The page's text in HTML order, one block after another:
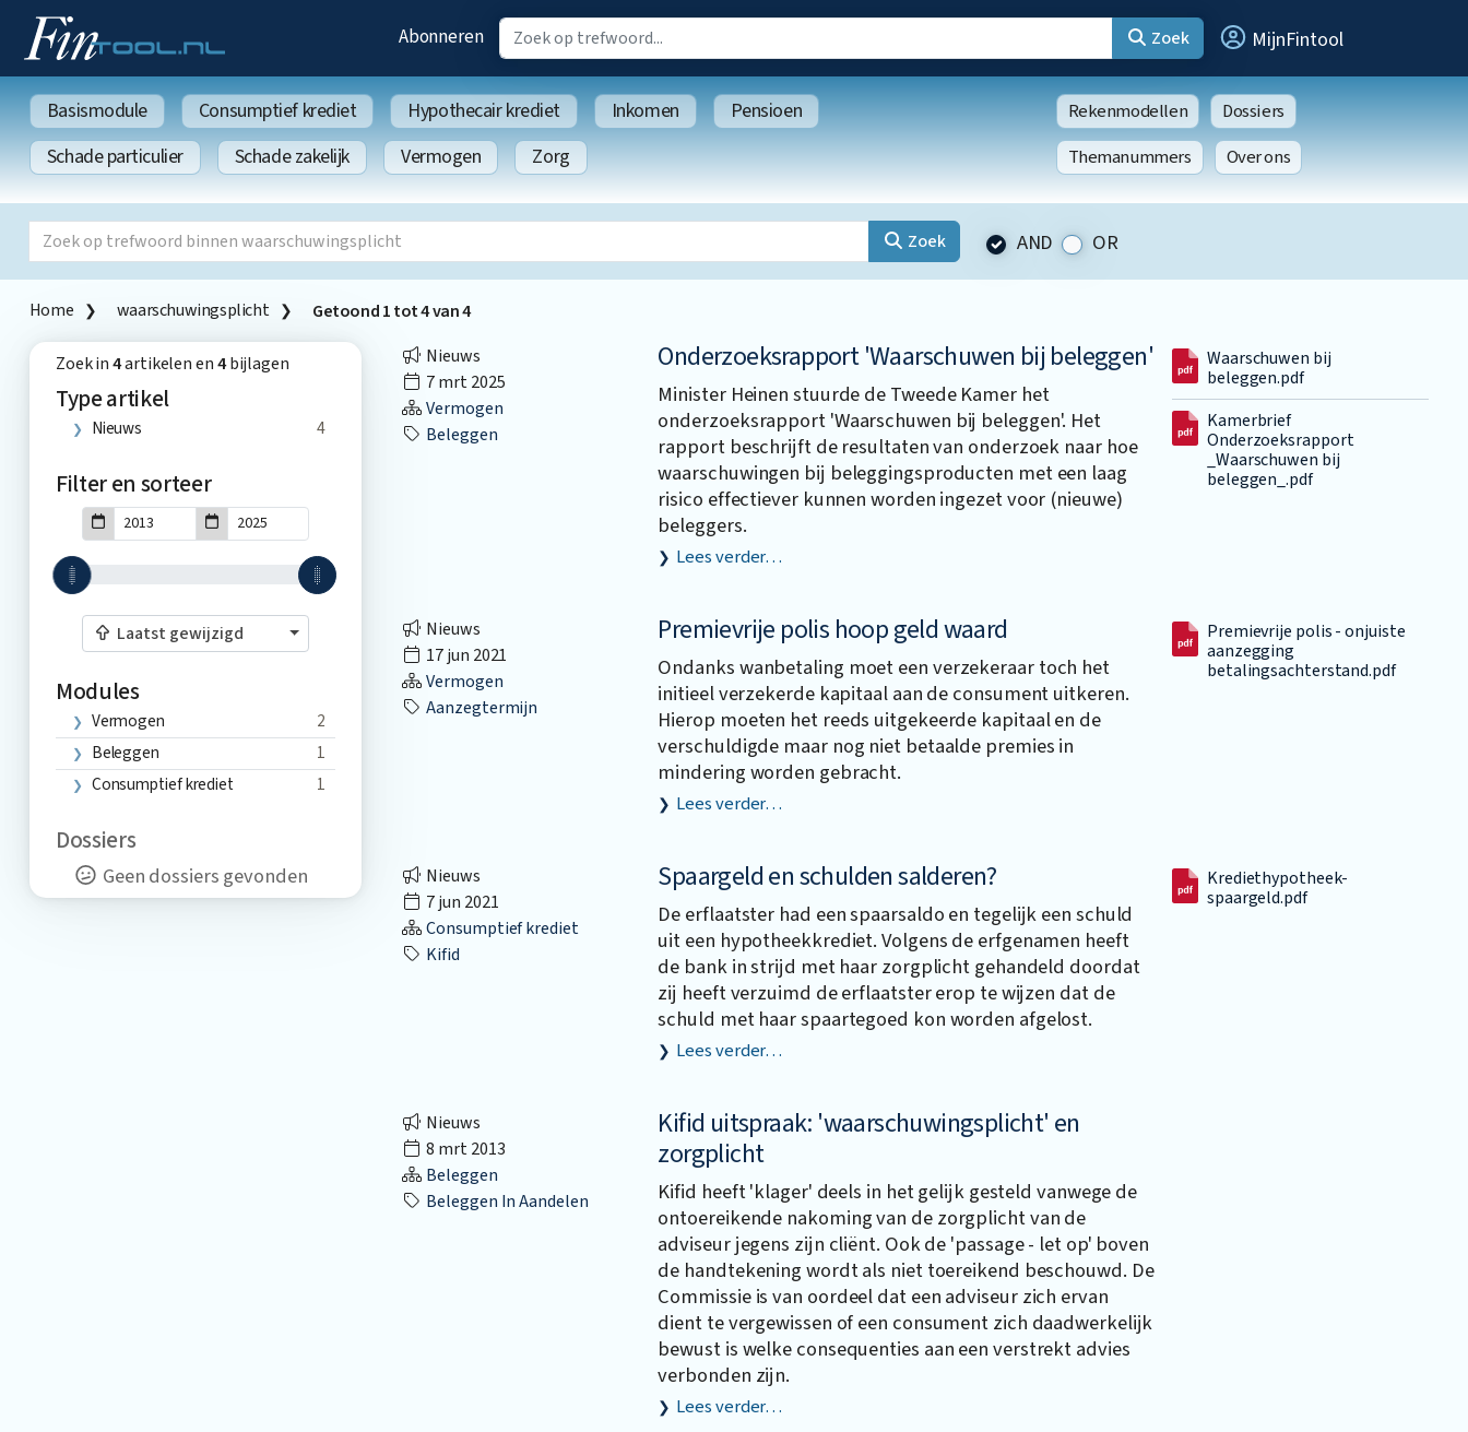
Abonneren Zoek MijnFintool
Basismodule Consumptief krediet Hypothecair krediet Inkomen
Pensioen
Schade particulier
Schade zakelijk Vermogen Zorg
Rekenmodellen
Dossiers
Themanummers
Over ons
Zoek AND OR
Home waarschuwingsplicht Getoond1tot4van4
Zoek in4artikelen en4bijlagen
Type artikel
Nieuws 4
Filter en sorteer
Laatst gewijzigd
Modules
Vermogen
2
Beleggen
1
Consumptief krediet
1
Dossiers
Geen dossiers gevonden
Nieuws
7 mrt 2025
Vermogen
Beleggen
Onderzoeksrapport 'Waarschuwen bij beleggen'
Minister Heinen stuurde de Tweede Kamer het
onderzoeksrapport 'Waarschuwen bij beleggen'. Het
rapport beschrijft de resultaten van onderzoek naar hoe
waarschuwingen bij beleggingsproducten met een laag
risico effectiever kunnen worden ingezet voor (nieuwe)
beleggers.
Lees verder…
Waarschuwen bij
beleggen.pdf
Kamerbrief
Onderzoeksrapport
_Waarschuwen bij
beleggen_.pdf
Nieuws
17 jun 2021
Vermogen
Aanzegtermijn
Premievrije polis hoop geld waard
Ondanks wanbetaling moet een verzekeraar toch het
initieel verzekerde kapitaal aan de consument uitkeren.
Hierop moeten het reeds uitgekeerde kapitaal en de
verschuldigde maar nog niet betaalde premies in
mindering worden gebracht.
Lees verder…
Premievrije polis - onjuiste
aanzegging
betalingsachterstand.pdf
Nieuws
7 jun 2021
Consumptief krediet
Kifid
Spaargeld en schulden salderen?
De erflaatster had een spaarsaldo en tegelijk een schuld
uit een hypotheekkrediet. Volgens de erfgenamen heeft
de bank in strijd met haar zorgplicht gehandeld doordat
zij heeft verzuimd de erflaatster erop te wijzen dat de
schuld met haar spaartegoed kon worden afgelost.
Lees verder…
Krediethypotheek-
spaargeld.pdf
Nieuws
8 mrt 2013
Beleggen
Beleggen In Aandelen
Kifid uitspraak: 'waarschuwingsplicht' en
zorgplicht
Kifid heeft 'klager' deels in het gelijk gesteld vanwege de
ontoereikende nakoming van de zorgplicht van de
adviseur jegens zijn cliënt. Ook de 'passage - let op' boven
de handtekening wordt als niet toereikend beschouwd. De
Commissie is van oordeel dat een adviseur zich ervan
dient te vergewissen of een consument zich daadwerkelijk
bewust is welke consequenties aan een verstrekt advies
verbonden zijn.
Lees verder…